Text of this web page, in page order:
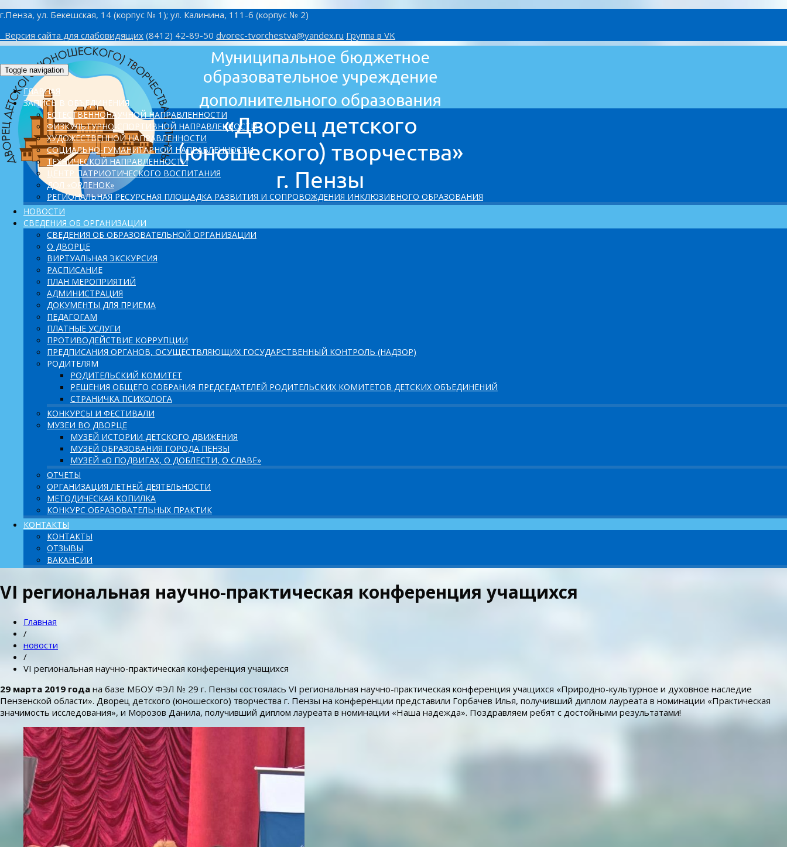
г.Пенза, ул. Бекешская, 14 (корпус № 1); ул. Калинина, 111-б (корпус № 2)
Версия сайта для слабовидящих (8412) 42-89-50 dvorec-tvorchestva@yandex.ru Группа в VK
Toggle navigation
ГЛАВНАЯ
ЗАПИСЬ В ОБЪЕДИНЕНИЯ
ЕСТЕСТВЕННОНАУЧНОЙ НАПРАВЛЕННОСТИ
ФИЗКУЛЬТУРНО-СПОРТИВНОЙ НАПРАВЛЕННОСТИ
ХУДОЖЕСТВЕННОЙ НАПРАВЛЕННОСТИ
СОЦИАЛЬНО-ГУМАНИТАРНОЙ НАПРАВЛЕННОСТИ
ТЕХНИЧЕСКОЙ НАПРАВЛЕННОСТИ
ЦЕНТР ПАТРИОТИЧЕСКОГО ВОСПИТАНИЯ
ДОЛ «ОРЛЕНОК»
PЕГИОНАЛЬНАЯ РЕСУРСНАЯ ПЛОЩАДКА РАЗВИТИЯ И СОПРОВОЖДЕНИЯ ИНКЛЮЗИВНОГО ОБРАЗОВАНИЯ
НОВОСТИ
СВЕДЕНИЯ ОБ ОРГАНИЗАЦИИ
СВЕДЕНИЯ ОБ ОБРАЗОВАТЕЛЬНОЙ ОРГАНИЗАЦИИ
О ДВОРЦЕ
ВИРТУАЛЬНАЯ ЭКСКУРСИЯ
РАСПИСАНИЕ
ПЛАН МЕРОПРИЯТИЙ
АДМИНИСТРАЦИЯ
ДОКУМЕНТЫ ДЛЯ ПРИЕМА
ПЕДАГОГАМ
ПЛАТНЫЕ УСЛУГИ
ПРОТИВОДЕЙСТВИЕ КОРРУПЦИИ
ПРЕДПИСАНИЯ ОРГАНОВ, ОСУЩЕСТВЛЯЮЩИХ ГОСУДАРСТВЕННЫЙ КОНТРОЛЬ (НАДЗОР)
РОДИТЕЛЯМ
РОДИТЕЛЬСКИЙ КОМИТЕТ
РЕШЕНИЯ ОБЩЕГО СОБРАНИЯ ПРЕДСЕДАТЕЛЕЙ РОДИТЕЛЬСКИХ КОМИТЕТОВ ДЕТСКИХ ОБЪЕДИНЕНИЙ
СТРАНИЧКА ПСИХОЛОГА
КОНКУРСЫ И ФЕСТИВАЛИ
МУЗЕИ ВО ДВОРЦЕ
МУЗЕЙ ИСТОРИИ ДЕТСКОГО ДВИЖЕНИЯ
МУЗЕЙ ОБРАЗОВАНИЯ ГОРОДА ПЕНЗЫ
МУЗЕЙ «О ПОДВИГАХ, О ДОБЛЕСТИ, О СЛАВЕ»
ОТЧЕТЫ
ОРГАНИЗАЦИЯ ЛЕТНЕЙ ДЕЯТЕЛЬНОСТИ
МЕТОДИЧЕСКАЯ КОПИЛКА
КОНКУРС ОБРАЗОВАТЕЛЬНЫХ ПРАКТИК
КОНТАКТЫ
КОНТАКТЫ
ОТЗЫВЫ
ВАКАНСИИ
VI региональная научно-практическая конференция учащихся
Главная
/
новости
/
VI региональная научно-практическая конференция учащихся
29 марта 2019 года на базе МБОУ ФЭЛ № 29 г. Пензы состоялась VI региональная научно-практическая конференция учащихся «Природно-культурное и духовное наследие
Пензенской области». Дворец детского (юношеского) творчества г. Пензы на конференции представили Горбачев Илья, получивший диплом лауреата в номинации «Практическая
значимость исследования», и Морозов Данила, получивший диплом лауреата в номинации «Наша надежда». Поздравляем ребят с достойными результатами!